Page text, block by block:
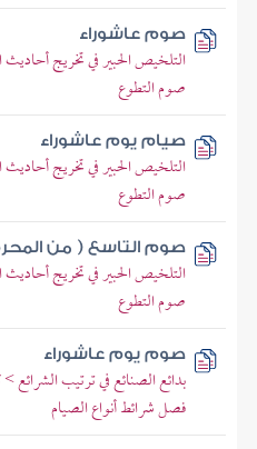
صوم عاشوراء
التلخيص الحبير في تخريج
صوم التطوع
صيام يوم عاشوراء
التلخيص الحبير في تخريج
صوم التطوع
صوم التاسع ( من
التلخيص الحبير في تخريج
صوم التطوع
صوم يوم عاشوراء
بدائع الصنائع في ترتيب
فصل شرائط أنواع الصيام